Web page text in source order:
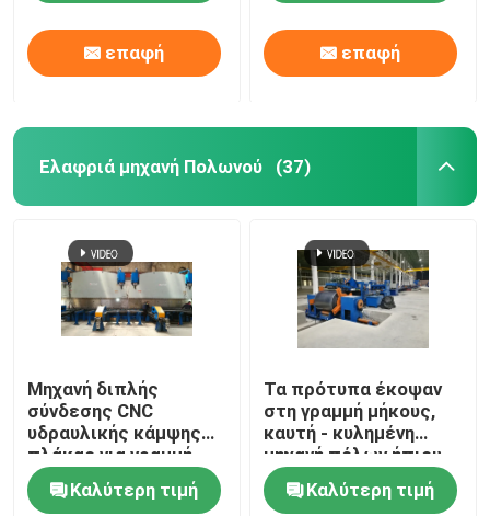
επαφή επαφή
Ελαφριά μηχανή Πολωνού (37)
Μηχανή διπλής
σύνδεσης CNC
υδραυλικής κάμψης
πλάκας για γραμμή
παραγωγής φωτεινών
στύλωνΚαλύτερη τιμή
Τα πρότυπα έκοψαν
στη γραμμή μήκους,
καυτή - κυλημένη
μηχανή πόλων ήπιου
χάλυβα ελαφριά για
6m 8m 14m
Καλύτερη τιμή